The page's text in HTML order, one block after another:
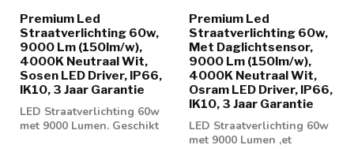
Premium Led
Straatverlichting 60w,
9000 Lm (150lm/w),
4000K Neutraal Wit,
Sosen LED Driver, IP66,
IK10, 3 Jaar Garantie
LED Straatverlichting 60w
met 9000 Lumen. Geschikt
Premium Led
Straatverlichting 60w,
Met Daglichtsensor,
9000 Lm (150lm/w),
4000K Neutraal Wit,
Osram LED Driver, IP66,
IK10, 3 Jaar Garantie
LED Straatverlichting 60w
met 9000 Lumen ,et